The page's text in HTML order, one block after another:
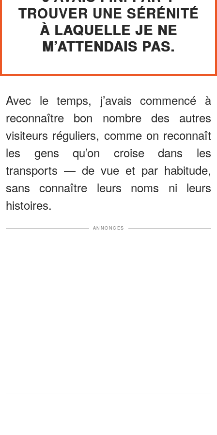
TROUVER UNE SÉRÉNITÉ
À LAQUELLE JE NE
M’ATTENDAIS PAS.
Avec le temps, j’avais commencé à
reconnaître bon nombre des autres
visiteurs réguliers, comme on reconnaît
les gens qu’on croise dans les
transports — de vue et par habitude,
sans connaître leurs noms ni leurs
histoires.
ANNONCES